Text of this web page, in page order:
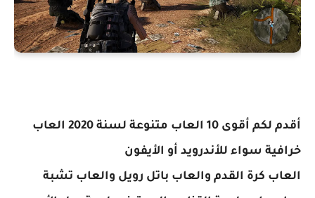
أقدم لكم أقوى 10 العاب متنوعة لسنة 2020 العاب
خرافية سواء للأندرويد أو الأيفون
العاب كرة القدم والعاب باتل رويل والعاب تشبة